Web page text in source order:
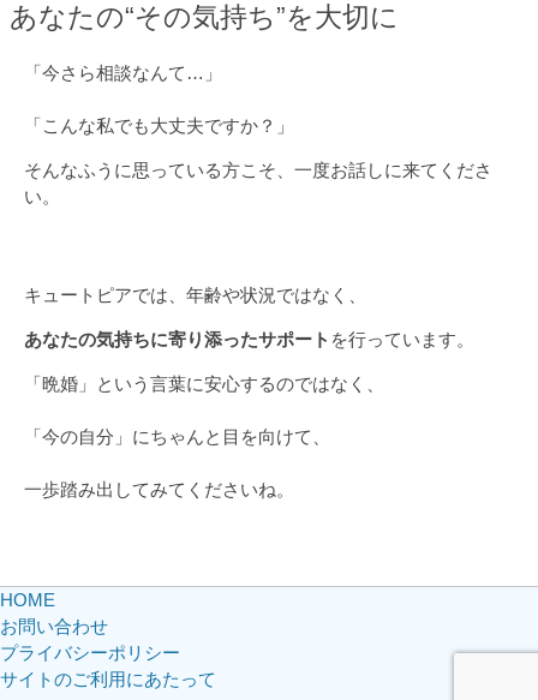
あなたの“その気持ち”を大切に
「今さら相談なんて…」
「こんな私でも大丈夫ですか？」
そんなふうに思っている方こそ、一度お話しに来てくださ
い。
キュートピアでは、年齢や状況ではなく、
あなたの気持ちに寄り添ったサポート を行っています。
「晩婚」という言葉に安心するのではなく、
「今の自分」にちゃんと目を向けて、
一歩踏み出してみてくださいね。
HOME
お問い合わせ
プライバシーポリシー
サイトのご利用にあたって